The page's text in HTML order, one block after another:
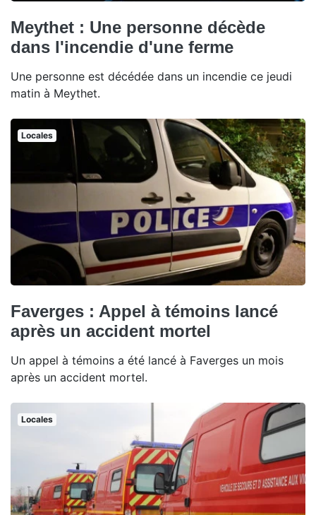
Meythet : Une personne décède
dans l'incendie d'une ferme
Une personne est décédée dans un incendie ce jeudi
matin à Meythet.
Locales
Faverges : Appel à témoins lancé
après un accident mortel
Un appel à témoins a été lancé à Faverges un mois
après un accident mortel.
Locales